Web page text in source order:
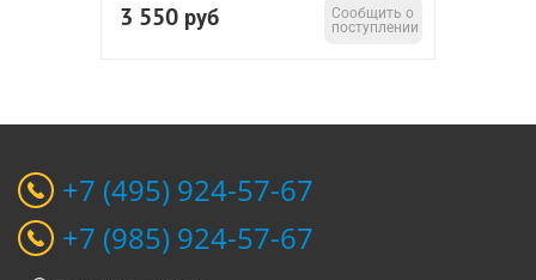
3 550 руб
Сообщить о
поступлении
+7 (495) 924-57-67
+7 (985) 924-57-67